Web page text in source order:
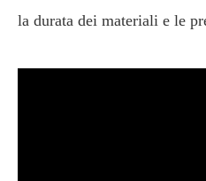
la durata dei materiali e le